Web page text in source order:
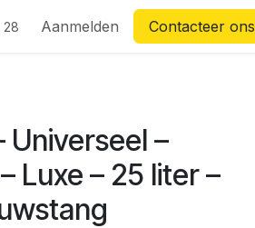
28 Aanmelden Contacteer ons
Universeel –
Luxe – 25 liter –